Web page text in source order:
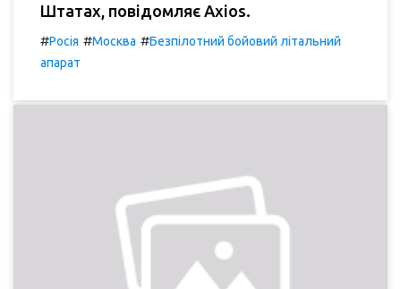
Штатах, повідомляє Axios.
#Росія #Москва #Безпілотний бойовий літальний
апарат